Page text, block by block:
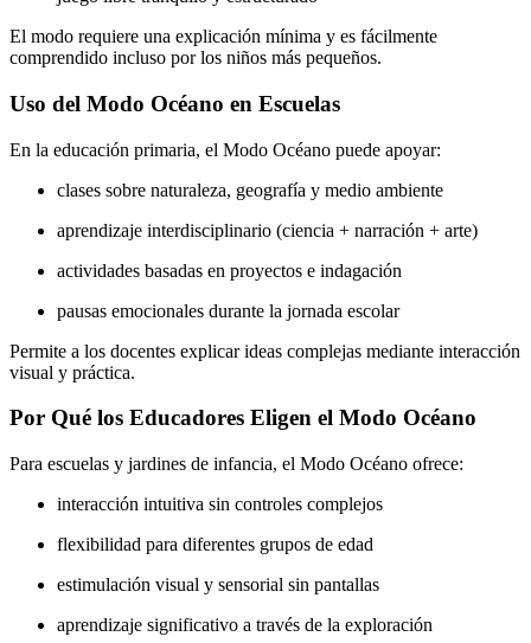
El modo requiere una explicación mínima y es fácilmente
comprendido incluso por los niños más pequeños.
Uso del Modo Océano en Escuelas
En la educación primaria, el Modo Océano puede apoyar:
clases sobre naturaleza, geografía y medio ambiente
aprendizaje interdisciplinario (ciencia + narración + arte)
actividades basadas en proyectos e indagación
pausas emocionales durante la jornada escolar
Permite a los docentes explicar ideas complejas mediante interacción
visual y práctica.
Por Qué los Educadores Eligen el Modo Océano
Para escuelas y jardines de infancia, el Modo Océano ofrece:
interacción intuitiva sin controles complejos
flexibilidad para diferentes grupos de edad
estimulación visual y sensorial sin pantallas
aprendizaje significativo a través de la exploración